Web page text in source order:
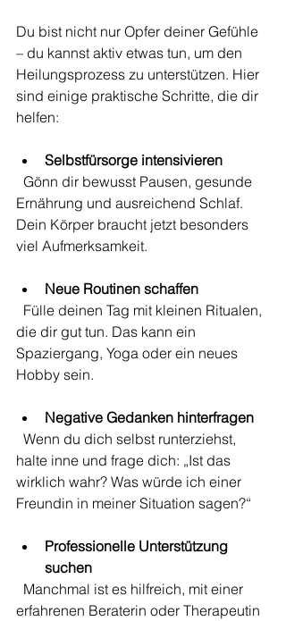
Du bist nicht nur Opfer deiner Gefühle
– du kannst aktiv etwas tun, um den
Heilungsprozess zu unterstützen. Hier
sind einige praktische Schritte, die dir
helfen:
Selbstfürsorge intensivieren
Ernährung und ausreichend Schlaf.
Dein Körper braucht jetzt besonders
viel Aufmerksamkeit.
Neue Routinen schaffen
die dir gut tun. Das kann ein
Spaziergang, Yoga oder ein neues
Hobby sein.
Negative Gedanken hinterfragen
halte inne und frage dich: „Ist das
wirklich wahr? Was würde ich einer
Freundin in meiner Situation sagen?“
Professionelle Unterstützung
suchen
erfahrenen Beraterin oder Therapeutin